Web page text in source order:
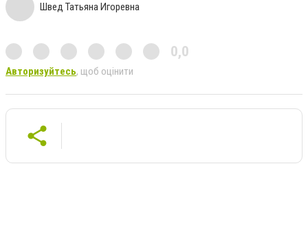
Швед Татьяна Игоревна
0,0
Авторизуйтесь, щоб оцінити